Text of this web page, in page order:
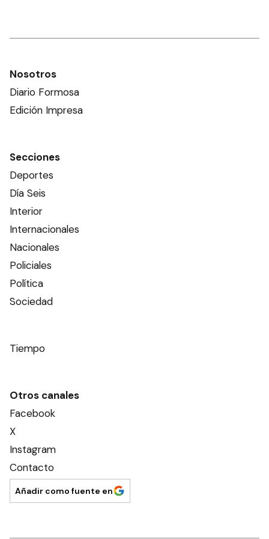
Nosotros
Diario Formosa
Edición Impresa
Secciones
Deportes
Día Seis
Interior
Internacionales
Nacionales
Policiales
Política
Sociedad
Tiempo
Otros canales
Facebook
X
Instagram
Contacto
Añadir como fuente en